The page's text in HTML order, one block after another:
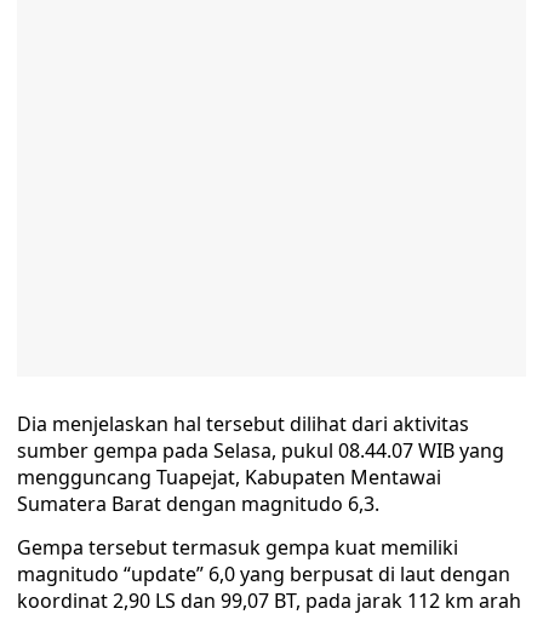
Dia menjelaskan hal tersebut dilihat dari aktivitas
sumber gempa pada Selasa, pukul 08.44.07 WIB yang
mengguncang Tuapejat, Kabupaten Mentawai
Sumatera Barat dengan magnitudo 6,3.
Gempa tersebut termasuk gempa kuat memiliki
magnitudo “update” 6,0 yang berpusat di laut dengan
koordinat 2,90 LS dan 99,07 BT, pada jarak 112 km arah